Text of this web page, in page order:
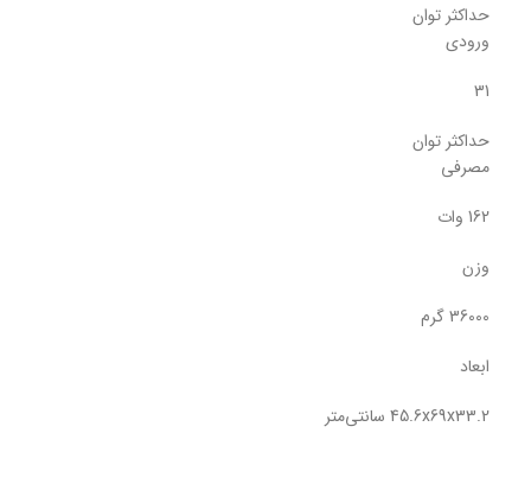
حداکثر توان
ورودی
31
حداکثر توان
مصرفی
162 وات
وزن
36000 گرم
ابعاد
45.6x69x33.2 سانتی‌متر